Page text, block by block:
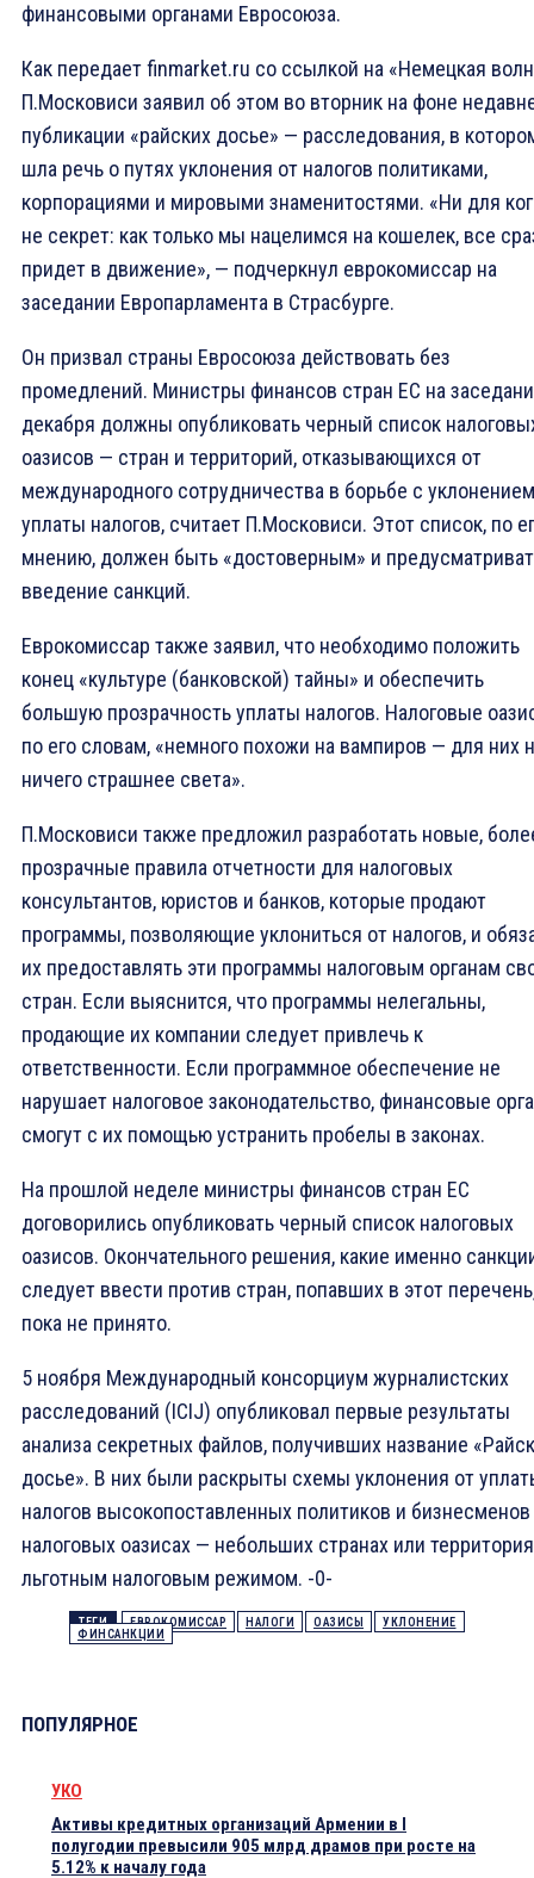
финансовыми органами Евросоюза.
Как передает finmarket.ru со ссылкой на «Немецкая
П.Московиси заявил об этом во вторник на фоне
публикации «райских досье» — расследования, в
шла речь о путях уклонения от налогов политиками,
корпорациями и мировыми знаменитостями. «Ни для
не секрет: как только мы нацелимся на кошелек, все
придет в движение», — подчеркнул еврокомиссар на
заседании Европарламента в Страсбурге.
Он призвал страны Евросоюза действовать без
промедлений. Министры финансов стран ЕС на
декабря должны опубликовать черный список
оазисов — стран и территорий, отказывающихся от
международного сотрудничества в борьбе с
уплаты налогов, считает П.Московиси. Этот список, по
мнению, должен быть «достоверным» и
введение санкций.
Еврокомиссар также заявил, что необходимо положить
конец «культуре (банковской) тайны» и обеспечить
большую прозрачность уплаты налогов. Налоговые
по его словам, «немного похожи на вампиров — для них
ничего страшнее света».
П.Московиси также предложил разработать новые,
прозрачные правила отчетности для налоговых
консультантов, юристов и банков, которые продают
программы, позволяющие уклониться от налогов, и
их предоставлять эти программы налоговым органам
стран. Если выяснится, что программы нелегальны,
продающие их компании следует привлечь к
ответственности. Если программное обеспечение не
нарушает налоговое законодательство, финансовые
смогут с их помощью устранить пробелы в законах.
На прошлой неделе министры финансов стран ЕС
договорились опубликовать черный список налоговых
оазисов. Окончательного решения, какие именно
следует ввести против стран, попавших в этот
пока не принято.
5 ноября Международный консорциум журналистских
расследований (ICIJ) опубликовал первые результаты
анализа секретных файлов, получивших название
досье». В них были раскрыты схемы уклонения от
налогов высокопоставленных политиков и
налоговых оазисах — небольших странах или
льготным налоговым режимом. -0-
ТЕГИ ЕВРОКОМИССАР НАЛОГИ ОАЗИСЫ
УКЛОНЕНИЕ
ФИНСАНКЦИИ
ПОПУЛЯРНОЕ
УКО
Активы кредитных организаций Армении в I
полугодии превысили 905 млрд драмов при росте на
5.12% к началу года